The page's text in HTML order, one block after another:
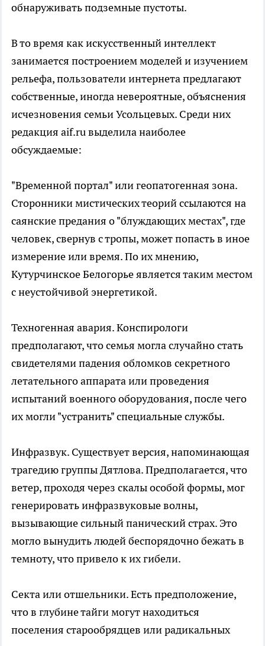
обнаруживать подземные пустоты.
В то время как искусственный интеллект
занимается построением моделей и изучением
рельефа, пользователи интернета предлагают
собственные, иногда невероятные, объяснения
исчезновения семьи Усольцевых. Среди них
редакция aif.ru выделила наиболее
обсуждаемые:
"Временной портал" или геопатогенная зона.
Сторонники мистических теорий ссылаются на
саянские предания о "блуждающих местах", где
человек, свернув с тропы, может попасть в иное
измерение или время. По их мнению,
Кутурчинское Белогорье является таким местом
с неустойчивой энергетикой.
Техногенная авария. Конспирологи
предполагают, что семья могла случайно стать
свидетелями падения обломков секретного
летательного аппарата или проведения
испытаний военного оборудования, после чего
их могли "устранить" специальные службы.
Инфразвук. Существует версия, напоминающая
трагедию группы Дятлова. Предполагается, что
ветер, проходя через скалы особой формы, мог
генерировать инфразвуковые волны,
вызывающие сильный панический страх. Это
могло вынудить людей беспорядочно бежать в
темноту, что привело к их гибели.
Секта или отшельники. Есть предположение,
что в глубине тайги могут находиться
поселения старообрядцев или радикальных